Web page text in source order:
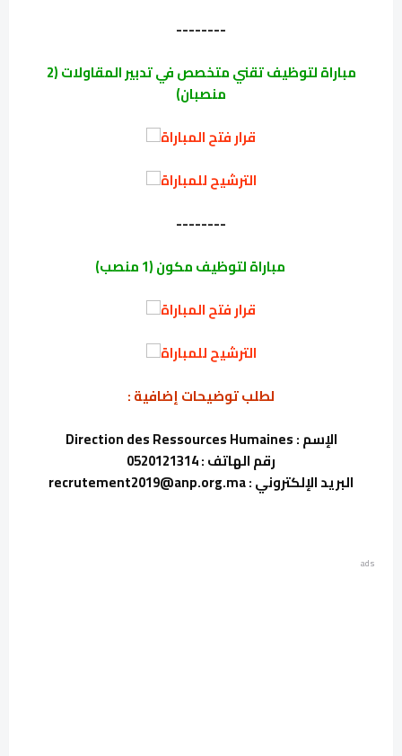
--------
مباراة لتوظيف تقني متخصص في تدبير المقاولات (2
منصبان)
قرار فتح المباراة
الترشيح للمباراة
--------
مباراة لتوظيف مكون (1 منصب)
قرار فتح المباراة
الترشيح للمباراة
لطلب توضيحات إضافية :
الإسم : Direction des Ressources Humaines
رقم الهاتف : 0520121314
البريد الإلكتروني : recrutement2019@anp.org.ma
ads